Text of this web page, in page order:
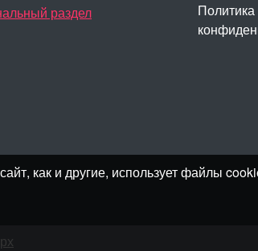
как и другие, использует файлы
Политика
раздел